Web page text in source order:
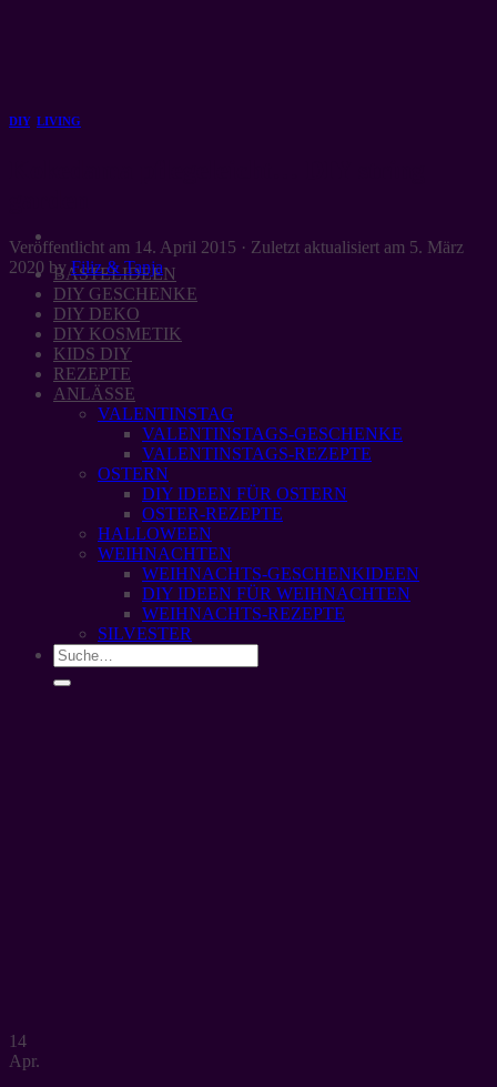
BASTELIDEEN
DIY GESCHENKE
DIY DEKO
DIY KOSMETIK
KIDS DIY
REZEPTE
ANLÄSSE
VALENTINSTAG
VALENTINSTAGS-GESCHENKE
VALENTINSTAGS-REZEPTE
OSTERN
DIY IDEEN FÜR OSTERN
OSTER-REZEPTE
HALLOWEEN
WEIHNACHTEN
WEIHNACHTS-GESCHENKIDEEN
DIY IDEEN FÜR WEIHNACHTEN
WEIHNACHTS-REZEPTE
SILVESTER
DIY, LIVING
Veröffentlicht am 14. April 2015 · Zuletzt aktualisiert am 5. März
2020 byFiliz & Tanja
14
Apr.